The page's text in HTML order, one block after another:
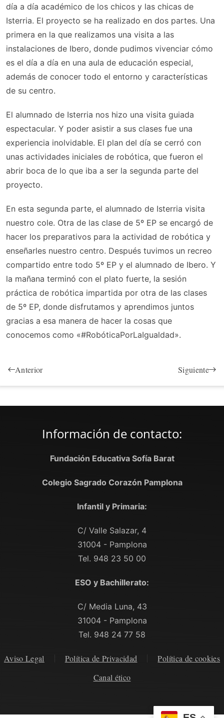
día a día académico de los chicos y las chicas de
Isterria. El proyecto se ha realizado en dos partes. Una
primera en la que realizamos una visita a las
instalaciones de Ibero, donde pudimos vivenciar cómo
es el día a día en una aula de educación especial,
además de conocer todo el entorno y características
de su centro.
El alumnado de Isterria nos hizo una visita guiada
espectacular. Y poder asistir a sus clases fue una
experiencia inolvidable. El plan del día se cerró con
unas actividades iniciales de robótica, que fueron el
abrir boca de lo que iba a ser la segunda parte del
proyecto.
En esta segunda parte, el alumnado de Isterria visita
nuestro cole. Otra de las clase de 5º EP se encargó de
hacer los preparativos para la actividad de robótica y
enseñarles nuestro centro. Después tuvimos un recreo
compartido entre todo 5º EP y el alumnado de Ibero. Y
la mañana terminó con el plato fuerte, la sesión
práctica de robótica impartida por otra de las clases
de 5º EP, donde disfrutamos y aprendimos juntos
gracias a esa manera de hacer la cosas que
conocemos como «#RobóticaPorLaIgualdad».
Anterior Siguiente
Información de contacto:
Fundación Educativa Sofía Barat
Colegio Sagrado Corazón Pamplona
Infantil y Primaria:
C/ Valle Salazar, 4
31004 - Pamplona
Tel. 948 23 50 00
ESO y Bachillerato:
C/ Media Luna, 43
31004 - Pamplona
Tel. 948 24 77 58
Aviso Legal Política de Privacidad
Política de cookies
Canal ético